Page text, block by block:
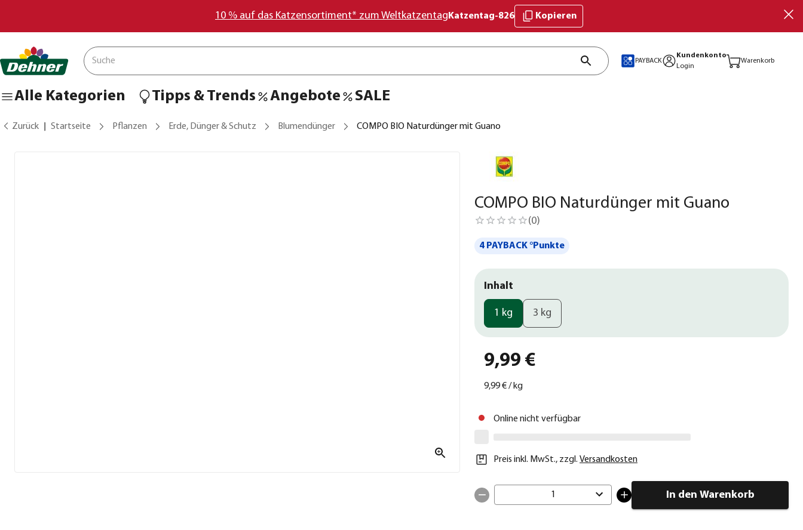
10 % auf das Katzensortiment* zum Weltkatzentag Katzentag-826 Kopieren
PAYBACK
Kundenkonto
Login
Warenkorb
Alle Kategorien Tipps & Trends Angebote SALE
Zurück Startseite Pflanzen Erde, Dünger & Schutz Blumendünger COMPO BIO Naturdünger mit Guano
COMPO BIO Naturdünger mit Guano
(0)
4 PAYBACK °Punkte
Inhalt
1 kg 3 kg
9,99 €
9,99 €/ kg
Online nicht verfügbar
Preis inkl. MwSt., zzgl. Versandkosten
1 In den Warenkorb